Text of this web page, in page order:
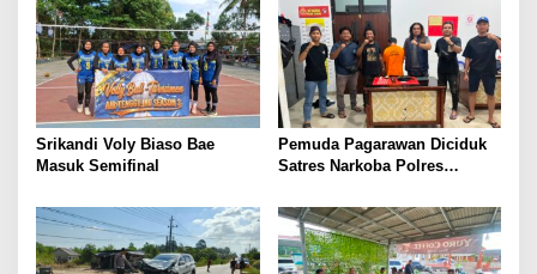
Srikandi Voly Biaso Bae
Masuk Semifinal
Pemuda Pagarawan Diciduk
Satres Narkoba Polres